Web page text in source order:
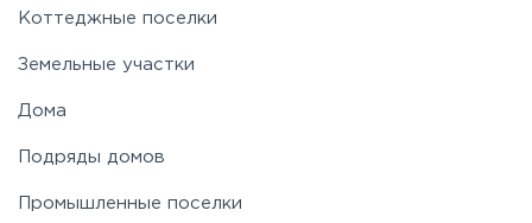
Новорижское
Носовихинское
Коттеджные поселки
Земельные участки
Дома
Подряды домов
Промышленные поселки